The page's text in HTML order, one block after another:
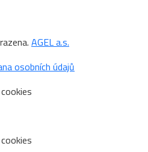
AGEL a.s.
osobních údajů